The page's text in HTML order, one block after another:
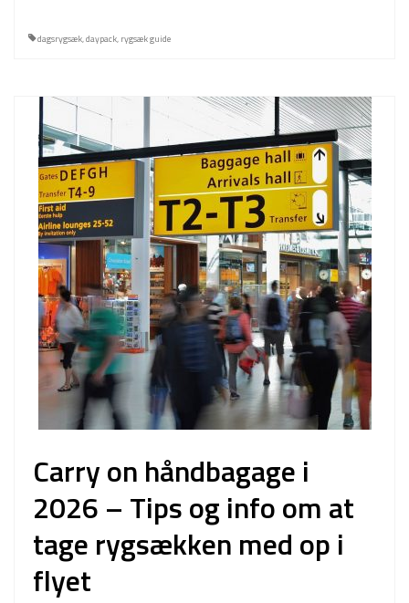
dagsrygsæk,daypack, rygsæk guide
Carry on håndbagage i
2026 – Tips og info om at
tage rygsækken med op i
flyet